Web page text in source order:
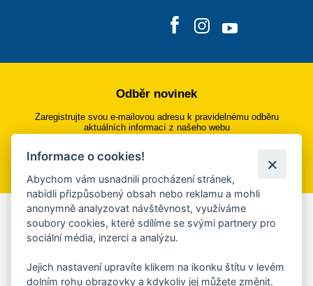
Odběr novinek
Zaregistrujte svou e-mailovou adresu k pravidelnému odběru
aktuálních informací z našeho webu
Přihlásit se k odběru
Aplikace Mobilní rozhlas
Chcete dostávat do svého mobilu či mailu upozornění na
ankety, pozvánky na kulturní a sportovní akce?
Informace o cookies!
Abychom vám usnadnili procházení stránek,
nabídli přizpůsobený obsah nebo reklamu a mohli
anonymně analyzovat návštěvnost, využíváme
soubory cookies, které sdílíme se svými partnery pro
sociální média, inzerci a analýzu.
Jejich nastavení upravíte klikem na ikonku štítu v levém
dolním rohu obrazovky a kdykoliv jej můžete změnit.